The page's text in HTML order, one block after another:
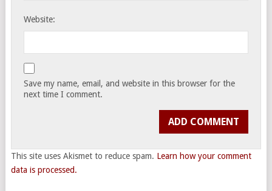
Website:
Save my name, email, and website in this browser for the
next time I comment.
This site uses Akismet to reduce spam. Learn how your comment
data is processed.